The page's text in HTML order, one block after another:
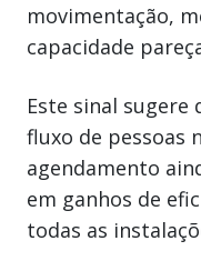
movimentação,
capacidade
Este sinal sugere
fluxo de pessoas
agendamento
em ganhos de
todas as